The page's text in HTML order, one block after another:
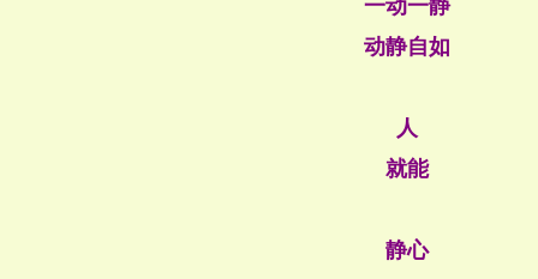
一动一静
动静自如
人
就能
静心